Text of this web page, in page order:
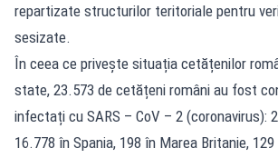
repartizate structurilor teritoriale pentru
sesizate.
În ceea ce privește situația cetățenilor
state, 23.573 de cetățeni români au fost
infectați cu SARS – CoV – 2 (coronavirus):
16.778 în Spania, 198 în Marea Britanie,